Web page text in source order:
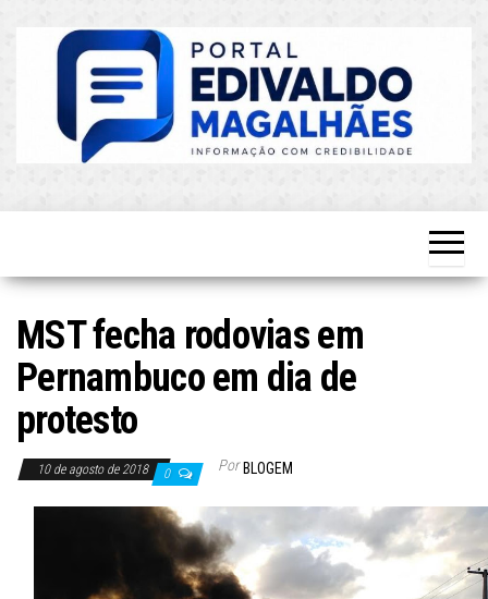
Atualizado!
MST fecha rodovias em
Pernambuco em dia de
protesto
10 de agosto de 2018 0 Por BLOGEM